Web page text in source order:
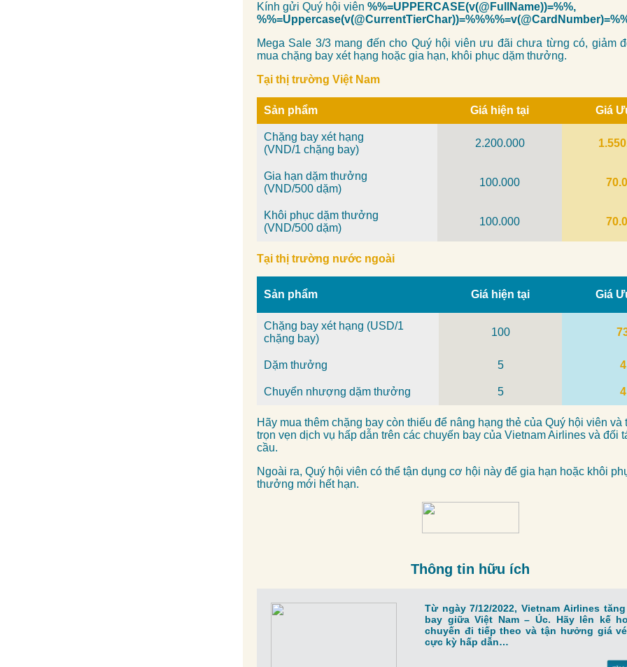
Kính gửi Quý hội viên %%=UPPERCASE(v(@FullName))=%%,
Mega Sale 3/3 mang đến cho Quý hội viên ưu đãi chưa từng có, giảm
mua chặng bay xét hạng hoặc gia hạn, khôi phục dặm thưởng.
Tại thị trường Việt Nam
Sản phẩm Giá hiện tại Giá
Chặng bay xét hạng
(VND/1 chặng bay)
2.200.000
Gia hạn dặm thưởng
(VND/500 dặm)
100.000
Khôi phục dặm thưởng
(VND/500 dặm)
100.000
Tại thị trường nước ngoài
Sản phẩm Giá hiện tại Giá
Chặng bay xét hạng (USD/1
chặng bay)
100
Dặm thưởng 5 4
Chuyển nhượng dặm thưởng 5 4
Hãy mua thêm chặng bay còn thiếu để nâng hạng thẻ của Quý hội viên
trọn vẹn dịch vụ hấp dẫn trên các chuyến bay của Vietnam Airlines và đối
cầu.
Ngoài ra, Quý hội viên có thể tận dụng cơ hội này để gia hạn hoặc khôi
thưởng mới hết hạn.
Thông tin hữu ích
Từ ngày 7/12/2022, Vietnam Airlines
bay giữa Việt Nam – Úc. Hãy lên kế
chuyến đi tiếp theo và tận hưởng giá
cực kỳ hấp dẫn…